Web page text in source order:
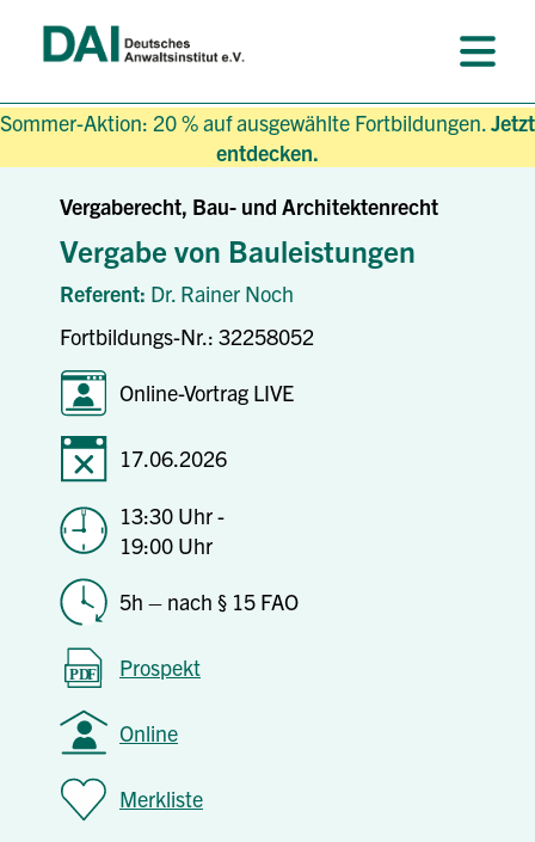
Sommer-Aktion: 20 % auf ausgewählte Fortbildungen.Jetzt
entdecken.
Vergaberecht, Bau- und Architektenrecht
Vergabe von Bauleistungen
Referent: Dr. Rainer Noch
Fortbildungs-Nr.: 32258052
Online-Vortrag LIVE
17.06.2026
13:30 Uhr -
19:00 Uhr
5h – nach § 15 FAO
Prospekt
Online
Merkliste